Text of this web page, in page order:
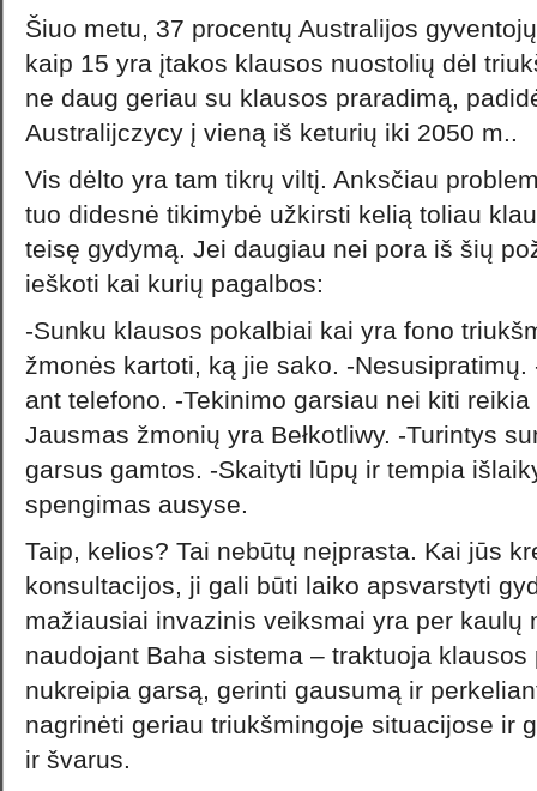
Šiuo metu, 37 procentų Australijos
kaip 15 yra įtakos klausos nuostolių dėl
ne daug geriau su klausos praradimą,
Australijczycy į vieną iš keturių iki 2050 m..
Vis dėlto yra tam tikrų viltį. Anksčiau
tuo didesnė tikimybė užkirsti kelią toliau
teisę gydymą. Jei daugiau nei pora iš šių
ieškoti kai kurių pagalbos:
-Sunku klausos pokalbiai kai yra fono
žmonės kartoti, ką jie sako. -
ant telefono. -Tekinimo garsiau nei kiti
Jausmas žmonių yra Bełkotliwy. -Turintys
garsus gamtos. -Skaityti lūpų ir tempia
spengimas ausyse.
Taip, kelios? Tai nebūtų neįprasta. Kai jūs
konsultacijos, ji gali būti laiko apsvarstyti
mažiausiai invazinis veiksmai yra per kaulų
naudojant Baha sistema – traktuoja
nukreipia garsą, gerinti gausumą ir
nagrinėti geriau triukšmingoje situacijose ir
ir švarus.